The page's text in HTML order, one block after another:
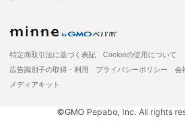
特定商取引法に基づく表記
Cookieの使用について
広告識別子の取得・利用
プライバシーポリシー 会
メディアキット
©GMO Pepabo, Inc. All rights